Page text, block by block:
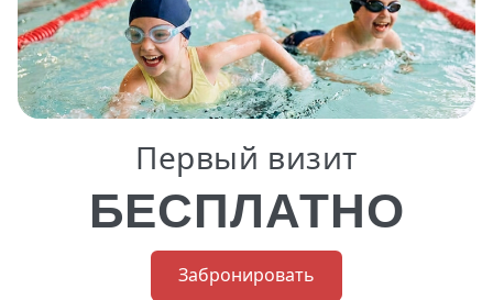
Первый визит
БЕСПЛАТНО
Забронировать